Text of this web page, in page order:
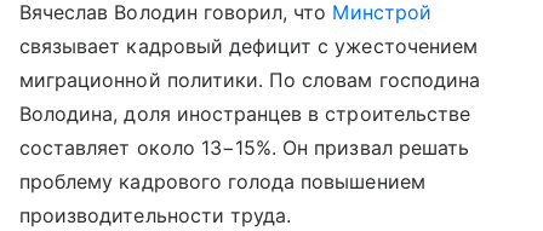
Вячеслав Володин говорил, что Минстрой
связывает кадровый дефицит с ужесточением
миграционной политики. По словам господина
Володина, доля иностранцев в строительстве
составляет около 13−15%. Он призвал решать
проблему кадрового голода повышением
производительности труда.